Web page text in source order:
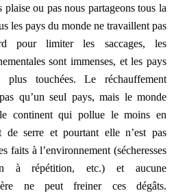
plaise ou pas nous partageons tous la
les pays du monde ne travaillent pas
pour limiter les saccages, les
sont immenses, et les pays
touchées. Le réchauffement
qu’un seul pays, mais le monde
continent qui pollue le moins en
serre et pourtant elle n’est pas
faits à l’environnement (sécheresses
à répétition, etc.) et aucune
ne peut freiner ces dégâts.